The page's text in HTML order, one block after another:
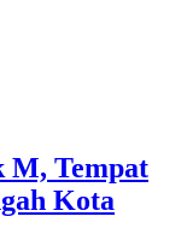
M, Tempat
Kota